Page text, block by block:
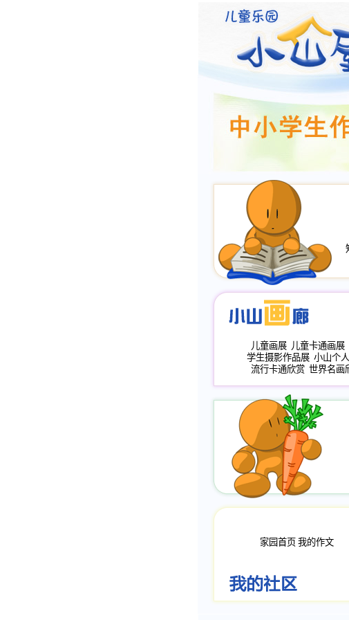
儿童画展 儿童卡通画展
学生摄影作品展 小山个
流行卡通欣赏 世界名画
家园首页 我的作文